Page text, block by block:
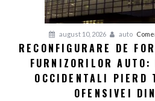
august 10, 2026 auto
RECONFIGURARE DE
FURNIZORILOR
OCCIDENTALI PIERD
OFENSIVEI